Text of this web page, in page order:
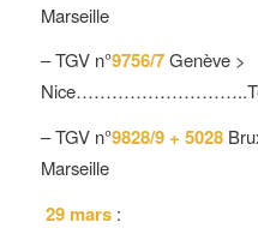
Marseille
– TGV n°9756/7Genève >
– TGV n°9828/9 + 5028
Marseille
29 mars: